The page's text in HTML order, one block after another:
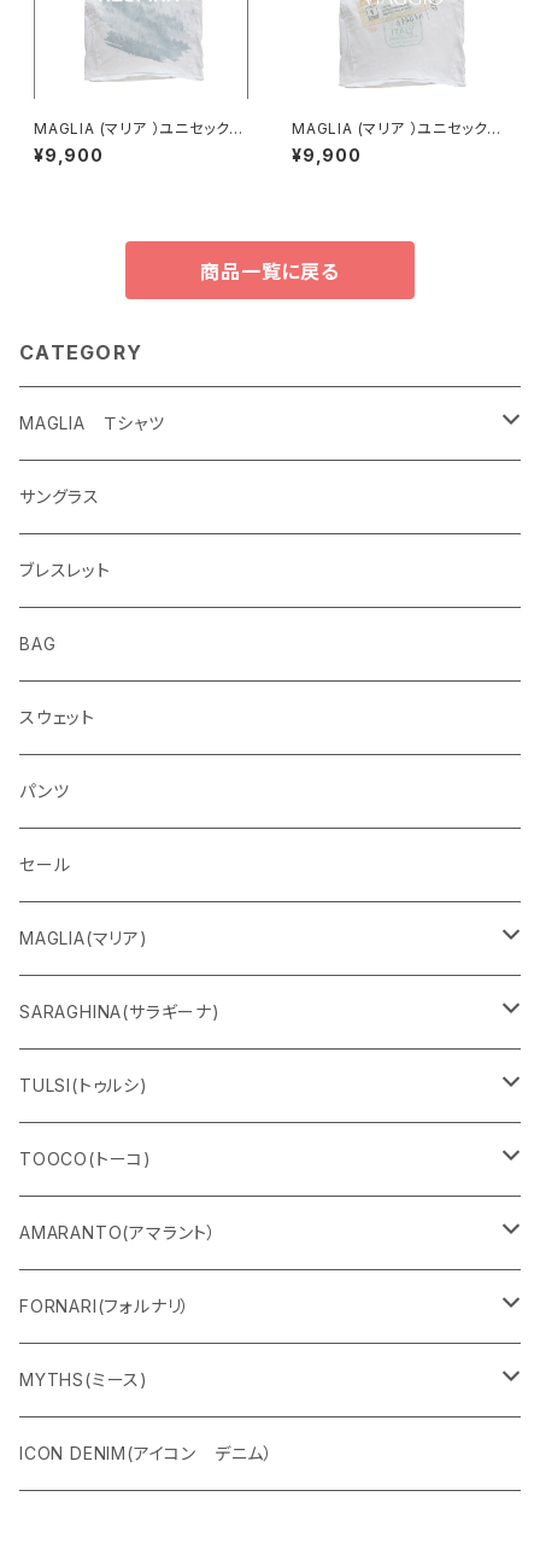
MAGLIA (マリア ）ユニセックス
Ｔシャツ Ｔ-7005
¥9,900
MAGLIA (マリア ）ユニセックス
Ｔシャツ Ｔ-7008
¥9,900
商品一覧に戻る
CATEGORY
MAGLIA Ｔシャツ
ETERNAL
サングラス
ブレスレット
BAG
スウェット
パンツ
セール
MAGLIA(マリア)
Ｔシャツ
スウェット
ロングＴシャツ
パンツ
フーディー
ZIPパーカー
ハーフスリーブ
SARAGHINA(サラギーナ)
サングラス
メガネフレーム
マスク
TULSI(トゥルシ)
ブレスレット
リング
ベルト
バック
TOOCO(トーコ)
シャルパベスト
水着
カーディガン
シャツ
AMARANTO(アマラント）
セーター
カーディガン
コート
FORNARI(フォルナリ）
リバーシブルバッグ
ストール
MYTHS(ミース)
パンツ
ICON DENIM(アイコン デニム）